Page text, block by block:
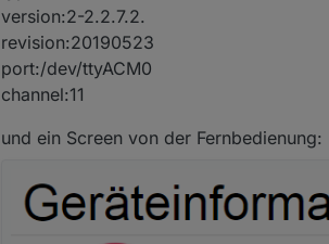
version:2-2.2.7.2.
revision:20190523
port:/dev/ttyACM0
channel:11
und ein Screen von der Fernbedienung: